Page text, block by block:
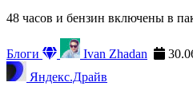
48 часов и бензин включены в
Блоги Ivan Zhadan
Яндекс.Драйв